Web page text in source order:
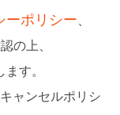
ーポリシー
の上、
す。
ャンセルポリシ